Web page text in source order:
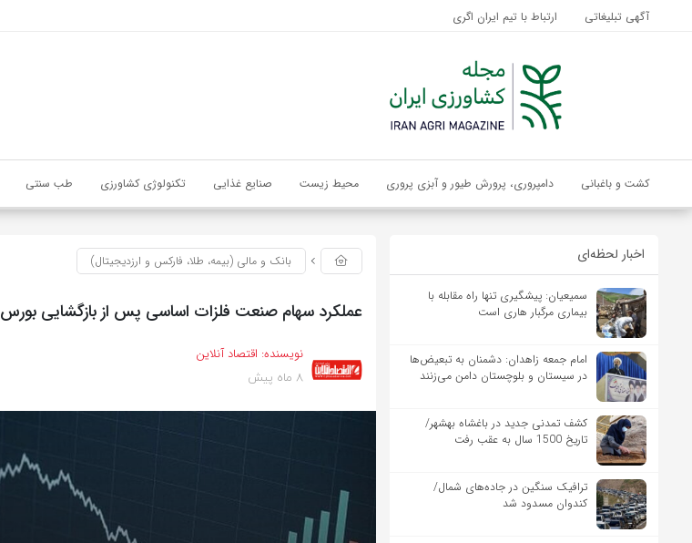
آگهی تبلیغاتی ارتباط با تیم ایران اگری
کشت و باغبانی دامپروری، پرورش طیور و آبزی پروری محیط زیست صنایع غذایی تکنولوژی کشاورزی طب سنتی
اخبار لحظه‌ای
سمیعیان: پیشگیری تنها راه مقابله با
بیماری مرگبار هاری است
امام جمعه زاهدان: دشمنان به تبعیض‌ها
در سیستان و بلوچستان دامن می‌زنند
کشف تمدنی جدید در باغشاه بهشهر/
تاریخ 1500 سال به عقب رفت
ترافیک سنگین در جاده‌های شمال/
کندوان مسدود شد
بانک و مالی (بیمه، طلا، فارکس و ارزدیجیتال)
عملکرد سهام صنعت فلزات اساسی پس از بازگشایی بورس
نویسنده: اقتصاد آنلاین
8 ماه پیش